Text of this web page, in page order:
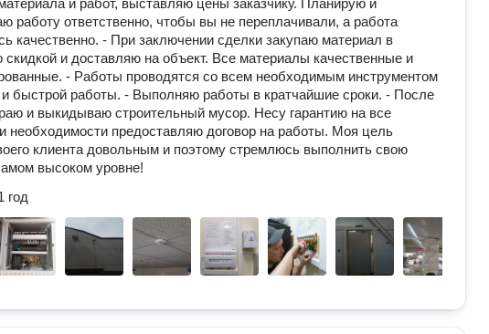
и работ, выставляю цены заказчику. Планирую и
работу ответственно, чтобы вы не переплачивали, а работа
качественно. - При заключении сделки закупаю материал в
скидкой и доставляю на объект. Все материалы качественные и
- Работы проводятся со всем необходимым инструментом
и быстрой работы. - Выполняю работы в кратчайшие сроки. - После
и выкидываю строительный мусор. Несу гарантию на все
необходимости предоставляю договор на работы. Моя цель
клиента довольным и поэтому стремлюсь выполнить свою
высоком уровне!
год